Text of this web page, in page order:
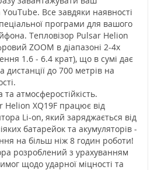
YouTube. Все завдяки наявності
програми для вашого
Тепловізор Pulsar Helion
ZOOM в діапазоні 2-4х
1.6 - 6.4 крат), що в сумі дає
до 700 метрів на
атмосферостійкість.
Helion XQ19F працює від
Li-on, який заряджається від
батарейок та акумуляторів -
на більш ніж 8 годин роботи!
розроблений з урахуванням
щодо ударної міцності та